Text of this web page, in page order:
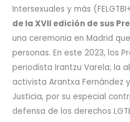
Intersexuales y más
de la XVII edición de sus
una ceremonia en Madrid
personas. En este 2023, los
periodista Irantzu Varela; la
activista Arantxa Fernández
Justicia, por su especial
defensa de los derechos